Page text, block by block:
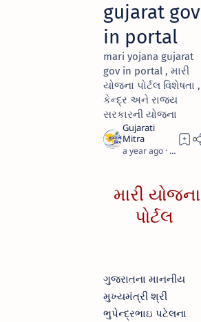
gujarat gov
in portal
mari yojana gujarat
gov in portal , મારી
યોજના પોર્ટલ વિશેષતા ,
કેન્દ્ર અને રાજ્ય
સરકારની યોજના
a year ago 1
મારી યોજના
પોર્ટલ
ગુજરાતના માનનીય
મુખ્યમંત્રી શ્રી
ભુપેન્દ્રભાઇ પટેલના